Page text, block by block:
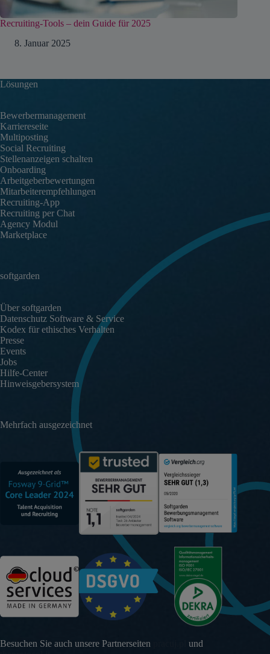
Recruiting-Tools – dein Guide für 2025
8. Januar 2025
Lösungen
Bewerbermanagement
Karriereseite
Multiposting
Social Recruiting
Stellenanzeigen schalten
Onboarding
Arbeitgeberbewertungen
Mitarbeiterempfehlungen
Recruiting-App
Recruiting per Chat
Agency Modul
Marketplace
softgarden
Über softgarden
Datenschutz Software & Service
Kodex für ethisches Verhalten
Presse
Events
Jobs
Hilfe-Center
Hinweisgebersystem
Mehrfach ausgezeichnet
Besuchen Sie auch unsere Partnerseiten
und